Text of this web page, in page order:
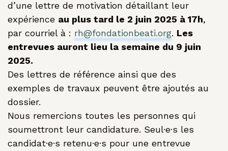
d’une lettre de motivation détaillant leur
expérience au plus tard le 2 juin 2025 à 17h,
par courriel à : rh@fondationbeati.org. Les
entrevues auront lieu la semaine du 9 juin
2025.
Des lettres de référence ainsi que des
exemples de travaux peuvent être ajoutés au
dossier.
Nous remercions toutes les personnes qui
soumettront leur candidature. Seul·e·s les
candidat·e·s retenu·e·s pour une entrevue